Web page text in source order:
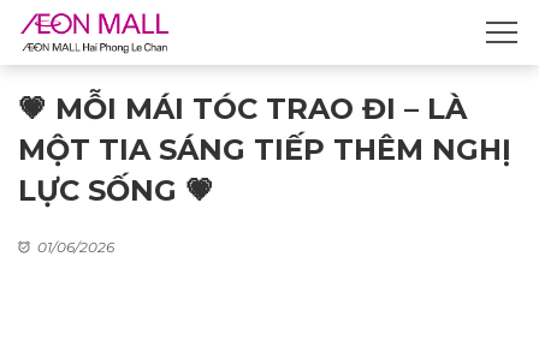
💗 MỖI MÁI TÓC TRAO ĐI – LÀ
MỘT TIA SÁNG TIẾP THÊM NGHỊ
LỰC SỐNG 💗
01/06/2026